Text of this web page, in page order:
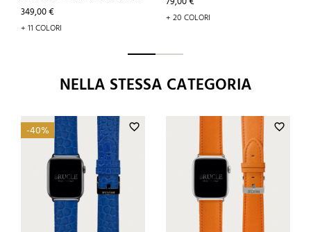
Prezzo
349,00 €
+ 11 COLORI
+ 20 COLORI
NELLA STESSA CATEGORIA
favorite_border
-40% favorite_border